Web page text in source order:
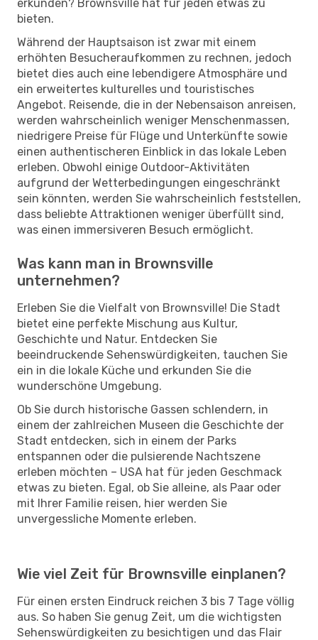
erkunden? Brownsville hat für jeden etwas zu
bieten.
Während der Hauptsaison ist zwar mit einem
erhöhten Besucheraufkommen zu rechnen, jedoch
bietet dies auch eine lebendigere Atmosphäre und
ein erweitertes kulturelles und touristisches
Angebot. Reisende, die in der Nebensaison anreisen,
werden wahrscheinlich weniger Menschenmassen,
niedrigere Preise für Flüge und Unterkünfte sowie
einen authentischeren Einblick in das lokale Leben
erleben. Obwohl einige Outdoor-Aktivitäten
aufgrund der Wetterbedingungen eingeschränkt
sein könnten, werden Sie wahrscheinlich feststellen,
dass beliebte Attraktionen weniger überfüllt sind,
was einen immersiveren Besuch ermöglicht.
Was kann man in Brownsville
unternehmen?
Erleben Sie die Vielfalt von Brownsville! Die Stadt
bietet eine perfekte Mischung aus Kultur,
Geschichte und Natur. Entdecken Sie
beeindruckende Sehenswürdigkeiten, tauchen Sie
ein in die lokale Küche und erkunden Sie die
wunderschöne Umgebung.
Ob Sie durch historische Gassen schlendern, in
einem der zahlreichen Museen die Geschichte der
Stadt entdecken, sich in einem der Parks
entspannen oder die pulsierende Nachtszene
erleben möchten – USA hat für jeden Geschmack
etwas zu bieten. Egal, ob Sie alleine, als Paar oder
mit Ihrer Familie reisen, hier werden Sie
unvergessliche Momente erleben.
Wie viel Zeit für Brownsville einplanen?
Für einen ersten Eindruck reichen 3 bis 7 Tage völlig
aus. So haben Sie genug Zeit, um die wichtigsten
Sehenswürdigkeiten zu besichtigen und das Flair